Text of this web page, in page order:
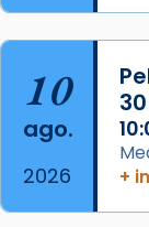
Foto
2 weeks
Memòria de
10
ago.
2026
+